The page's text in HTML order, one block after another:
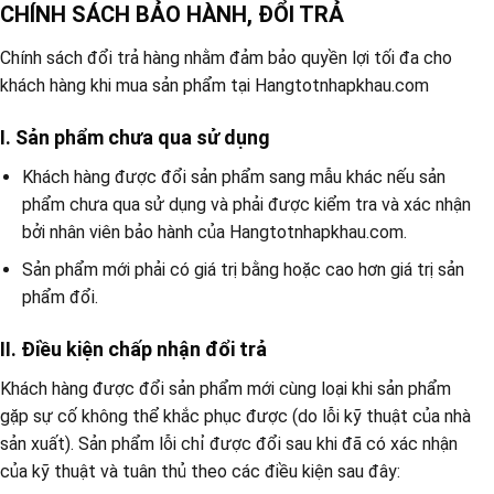
CHÍNH SÁCH BẢO HÀNH, ĐỔI TRẢ
Chính sách đổi trả hàng nhằm đảm bảo quyền lợi tối đa cho
khách hàng khi mua sản phẩm tại Hangtotnhapkhau.com
I. Sản phẩm chưa qua sử dụng
Khách hàng được đổi sản phẩm sang mẫu khác nếu sản
phẩm chưa qua sử dụng và phải được kiểm tra và xác nhận
bởi nhân viên bảo hành của Hangtotnhapkhau.com.
Sản phẩm mới phải có giá trị bằng hoặc cao hơn giá trị sản
phẩm đổi.
II. Điều kiện chấp nhận đổi trả
Khách hàng được đổi sản phẩm mới cùng loại khi sản phẩm
gặp sự cố không thể khắc phục được (do lỗi kỹ thuật của nhà
sản xuất). Sản phẩm lỗi chỉ được đổi sau khi đã có xác nhận
của kỹ thuật và tuân thủ theo các điều kiện sau đây: